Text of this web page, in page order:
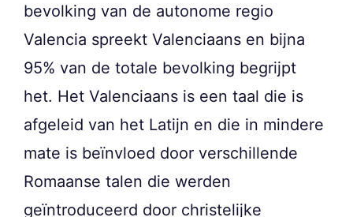
bevolking van de autonome regio
Valencia spreekt Valenciaans en bijna
95% van de totale bevolking begrijpt
het. Het Valenciaans is een taal die is
afgeleid van het Latijn en die in mindere
mate is beïnvloed door verschillende
Romaanse talen die werden
geïntroduceerd door christelijke